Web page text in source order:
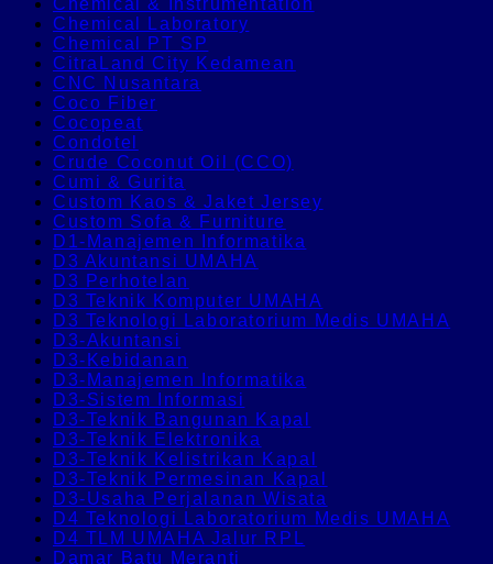
Chemical Laboratory
Chemical PT SP
CitraLand City Kedamean
CNC Nusantara
Coco Fiber
Cocopeat
Condotel
Crude Coconut Oil (CCO)
Cumi & Gurita
Custom Kaos & Jaket Jersey
Custom Sofa & Furniture
D1-Manajemen Informatika
D3 Akuntansi UMAHA
D3 Perhotelan
D3 Teknik Komputer UMAHA
D3 Teknologi Laboratorium Medis UMAHA
D3-Akuntansi
D3-Kebidanan
D3-Manajemen Informatika
D3-Sistem Informasi
D3-Teknik Bangunan Kapal
D3-Teknik Elektronika
D3-Teknik Kelistrikan Kapal
D3-Teknik Permesinan Kapal
D3-Usaha Perjalanan Wisata
D4 Teknologi Laboratorium Medis UMAHA
D4 TLM UMAHA Jalur RPL
Damar Batu Meranti